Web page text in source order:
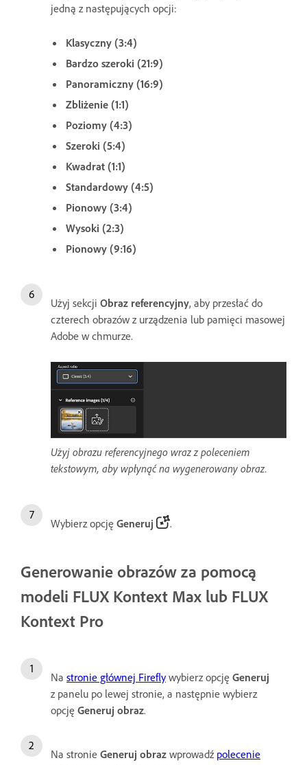
jedną z następujących opcji:
Klasyczny (3:4)
Bardzo szeroki (21:9)
Panoramiczny (16:9)
Zbliżenie (1:1)
Poziomy (4:3)
Szeroki (5:4)
Kwadrat (1:1)
Standardowy (4:5)
Pionowy (3:4)
Wysoki (2:3)
Pionowy (9:16)
Użyj sekcji Obraz referencyjny, aby przesłać do
czterech obrazów z urządzenia lub pamięci masowej
Adobe w chmurze.
Użyj obrazu referencyjnego wraz z poleceniem
tekstowym, aby wpłynąć na wygenerowany obraz.
Wybierz opcję Generuj .
Generowanie obrazów za pomocą
modeli FLUX Kontext Max lub FLUX
Kontext Pro
Na stronie głównej Fireflywybierz opcję Generuj
z panelu po lewej stronie, a następnie wybierz
opcję Generuj obraz.
Na stronie Generuj obraz wprowadź polecenie